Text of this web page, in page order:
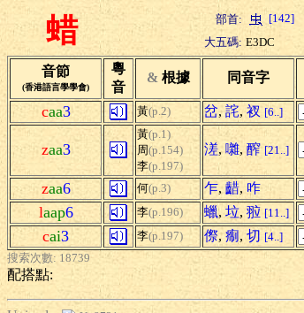
蜡 部首: [142]
大五碼: E3DC
音節
(香港語言學學會)
粵
音
& 根據 同音字
caa3 黃(p.2) 岔, 詫, 衩 [6..]
zaa3
黃(p.1)
周(p.154)
李(p.197)
溠, 囃, 醡 [21..]
zaa6 何(p.3) 乍, 齰, 咋
laap6 李(p.196) 蠟, 垃, 翋 [11..]
cai3 李(p.197) 傺, 痸, 切 [4..]
搜索次數: 18739
配搭點: